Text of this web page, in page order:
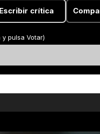
Escribir crítica
pulsa Votar)